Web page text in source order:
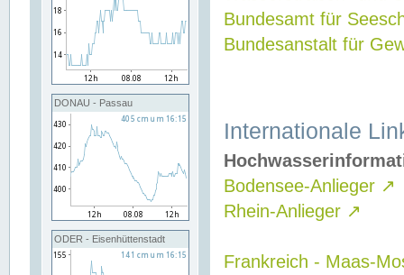
DONAU - Passau
ODER - Eisenhüttenstadt
Bundesamt für
Bundesanstalt für
Internationale
Bodensee-Anlieger ↗
Rhein-Anlieger ↗
Frankreich - Maas-